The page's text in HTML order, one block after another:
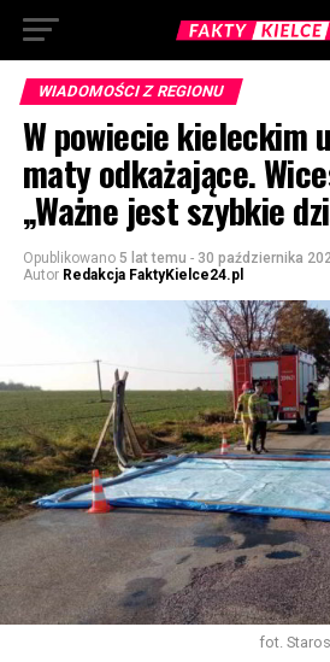
WIADOMOŚCI Z REGIONU
W powiecie kieleckim
maty odkażające.
„Ważne jest szybkie
Opublikowano 5 lat temu - 30 października
Autor Redakcja FaktyKielce24.pl
fot.